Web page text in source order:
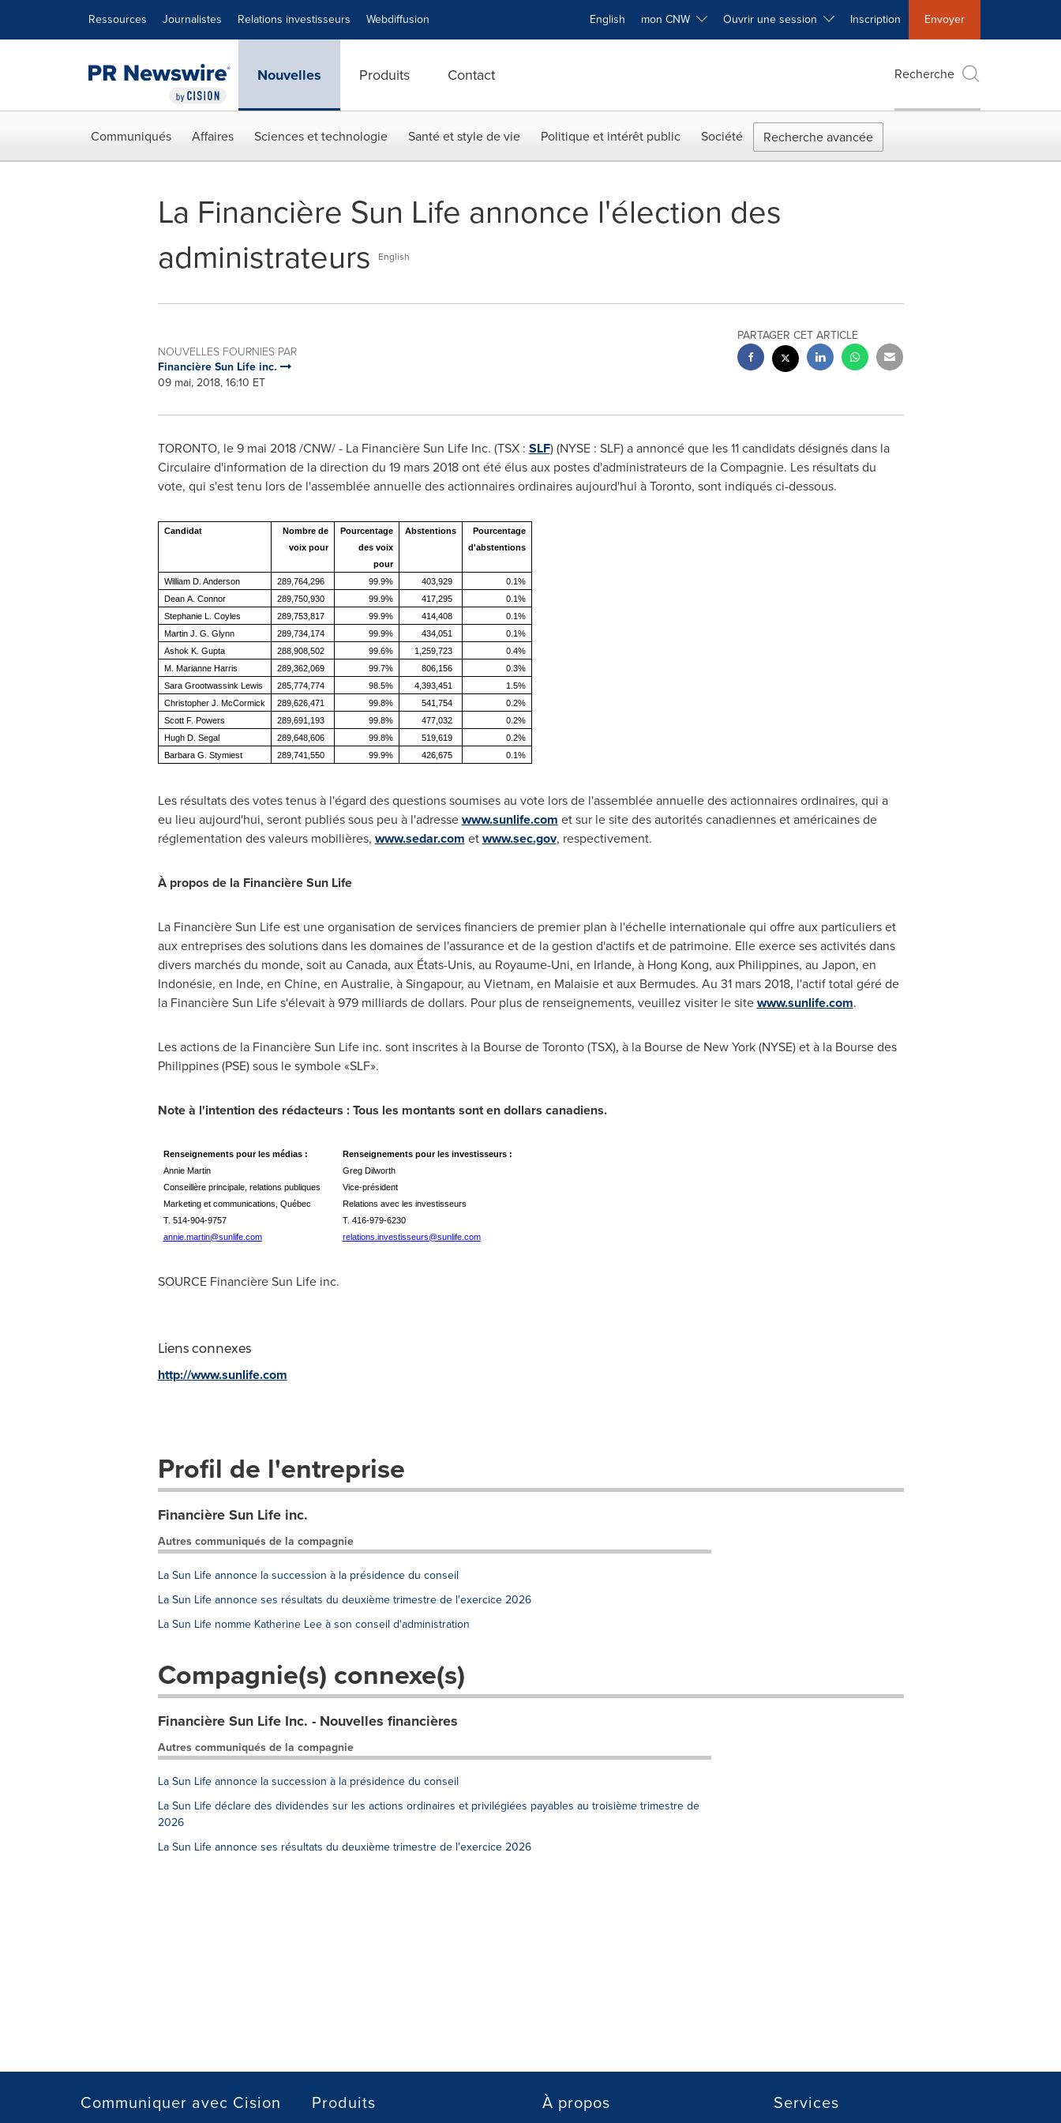
Ressources Journalistes Relations investisseurs Webdiffusion English mon CNW Ouvrir une session Inscription Envoyer
Nouvelles Produits Contact Recherche
Communiqués Affaires Sciences et technologie Santé et style de vie Politique et intérêt public Société Recherche avancée
La Financière Sun Life annonce l'élection des
administrateurs
English
NOUVELLES FOURNIES PAR
Financière Sun Life inc.
09 mai, 2018, 16:10 ET
PARTAGER CET ARTICLE
TORONTO, le 9 mai 2018 /CNW/ - La Financière Sun Life Inc. (TSX : SLF) (NYSE : SLF) a annoncé que les 11 candidats désignés dans la
Circulaire d'information de la direction du 19 mars 2018 ont été élus aux postes d'administrateurs de la Compagnie. Les résultats du
vote, qui s'est tenu lors de l'assemblée annuelle des actionnaires ordinaires aujourd'hui àToronto, sont indiqués ci-dessous.
Candidat
Nombre de
voix pour
Pourcentage
des voix
pour
Abstentions
Pourcentage
d'abstentions
William D. Anderson 289,764,296 99.9% 403,929
0.1%
Dean A. Connor
289,750,930 99.9% 417,295
0.1%
Stephanie L. Coyles
289,753,817 99.9% 414,408
0.1%
Martin J. G. Glynn
289,734,174 99.9% 434,051
0.1%
Ashok K. Gupta
288,908,502 99.6% 1,259,723
0.4%
M. Marianne Harris
289,362,069 99.7% 806,156
0.3%
Sara Grootwassink Lewis
285,774,774 98.5% 4,393,451
1.5%
Christopher J. McCormick
289,626,471 99.8% 541,754
0.2%
Scott F. Powers
289,691,193 99.8% 477,032
0.2%
Hugh D. Segal
289,648,606 99.8% 519,619
0.2%
Barbara G. Stymiest
289,741,550 99.9% 426,675 0.1%
Les résultats des votes tenus à l'égard des questions soumises au vote lors de l'assemblée annuelle des actionnaires ordinaires, qui a
eu lieu aujourd'hui, seront publiés sous peu à l'adressewww.sunlife.com et sur le site des autorités canadiennes et américaines de
réglementation des valeurs mobilières, www.sedar.com etwww.sec.gov, respectivement.
À propos de la Financière Sun Life
La Financière Sun Life est une organisation de services financiers de premier plan à l'échelle internationale qui offre aux particuliers et
aux entreprises des solutions dans les domaines de l'assurance et de la gestion d'actifs et de patrimoine. Elle exerce ses activités dans
divers marchés du monde, soit au Canada, aux États-Unis, au Royaume-Uni, en Irlande, à Hong Kong, aux Philippines, au Japon, en
Indonésie, en Inde, en Chine, en Australie, à Singapour, au Vietnam, en Malaisie et aux Bermudes. Au 31 mars 2018, l'actif total géré de
la Financière Sun Life s'élevait à 979 milliards de dollars. Pour plus de renseignements, veuillez visiter le sitewww.sunlife.com.
Les actions de la Financière Sun Life inc. sont inscrites à la Bourse de Toronto (TSX), à la Bourse de New York (NYSE) et à la Bourse des
Philippines (PSE) sous le symbole «SLF».
Note à l'intention des rédacteurs : Tous les montants sont en dollars canadiens.
Renseignements pour les médias :
Renseignements pour les investisseurs :
Annie Martin
Greg Dilworth
Conseillère principale, relations publiques
Vice-président
Marketing et communications, Québec
Relations avec les investisseurs
T. 514-904-9757
T. 416-979-6230
annie.martin@sunlife.com
relations.investisseurs@sunlife.com
SOURCE Financière Sun Life inc.
Liens connexes
http://www.sunlife.com
Profil de l'entreprise
Financière Sun Life inc.
Autres communiqués de la compagnie
La Sun Life annonce la succession à la présidence du conseil
La Sun Life annonce ses résultats du deuxième trimestre de l'exercice 2026
La Sun Life nomme Katherine Lee à son conseil d'administration
Compagnie(s) connexe(s)
Financière Sun Life Inc. - Nouvelles financières
Autres communiqués de la compagnie
La Sun Life annonce la succession à la présidence du conseil
La Sun Life déclare des dividendes sur les actions ordinaires et privilégiées payables au troisième trimestre de
2026
La Sun Life annonce ses résultats du deuxième trimestre de l'exercice 2026
Communiquer avec Cision Produits À propos Services